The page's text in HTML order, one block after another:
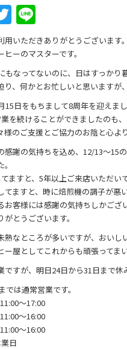
T
w
itt
er
Li
n
e
用いただきありがとうございます。
ヒーのマスターです。
もなってないのに、日はすっかり
り、何かとお忙しいと思いますが
15日をもちまして8周年を迎えまし
を続けることができましたのも
様のご支援とご協力のお陰と心よ
感謝の気持ちを込め、12/13～15
ますと、5年以上ご来店いただい
てますと、時に焙煎機の調子が
お客様には感謝の気持ちしかござ
がとうございます。
熟なところが多いですが、おい
ー屋としてこれからも頑張ってまい
ですが、明日24日から31日まで休
では通常営業です。
～17:00
～16:00
～16:00
日